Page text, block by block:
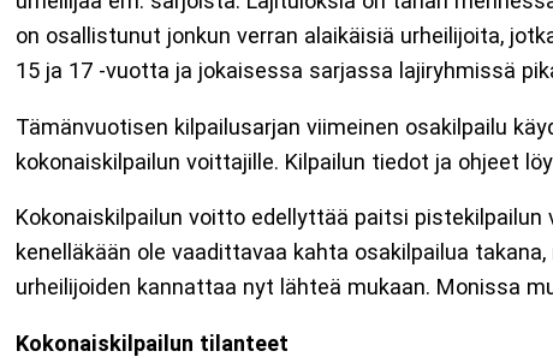
on osallistunut jonkun verran alaikäisiä urheilijoita,
15 ja 17 -vuotta ja jokaisessa sarjassa lajiryhmissä
Tämänvuotisen kilpailusarjan viimeinen osakilpailu
kokonaiskilpailun voittajille. Kilpailun tiedot ja ohjeet
Kokonaiskilpailun voitto edellyttää paitsi
kenelläkään ole vaadittavaa kahta osakilpailua
urheilijoiden kannattaa nyt lähteä mukaan. Monissa
Kokonaiskilpailun tilanteet